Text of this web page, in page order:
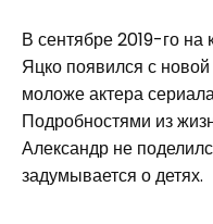
В сентябре 2019-го на
Яцко появился с
моложе актера
Подробностями из
Александр не
задумывается о детях.